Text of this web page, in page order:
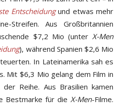
Entscheidungund etwas mehr
Streifen. Aus Großbritannien
$7,2 Mio (unter X-Men
), während Spanien $2,6 Mio
In Lateinamerika sah es
Mit $6,3 Mio gelang dem Film in
Reihe. Aus Brasilien kamen
Bestmarke für die X-Men-Filme.